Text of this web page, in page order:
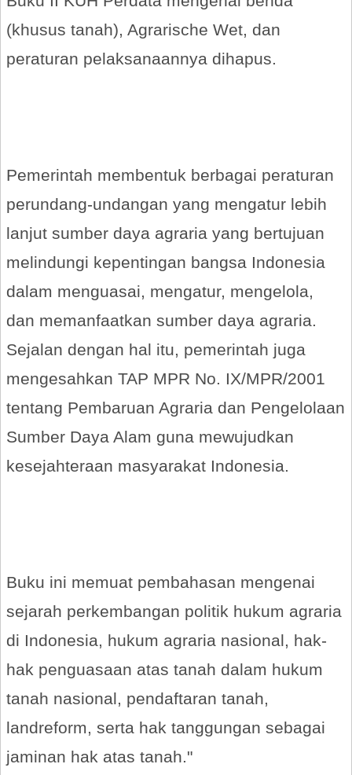
(khusus tanah), Agrarische Wet, dan
peraturan pelaksanaannya dihapus.
Pemerintah membentuk berbagai peraturan
perundang-undangan yang mengatur lebih
lanjut sumber daya agraria yang bertujuan
melindungi kepentingan bangsa Indonesia
dalam menguasai, mengatur, mengelola,
dan memanfaatkan sumber daya agraria.
Sejalan dengan hal itu, pemerintah juga
mengesahkan TAP MPR No. IX/MPR/2001
tentang Pembaruan Agraria dan Pengelolaan
Sumber Daya Alam guna mewujudkan
kesejahteraan masyarakat Indonesia.
Buku ini memuat pembahasan mengenai
sejarah perkembangan politik hukum agraria
di Indonesia, hukum agraria nasional, hak-
hak penguasaan atas tanah dalam hukum
tanah nasional, pendaftaran tanah,
landreform, serta hak tanggungan sebagai
jaminan hak atas tanah."